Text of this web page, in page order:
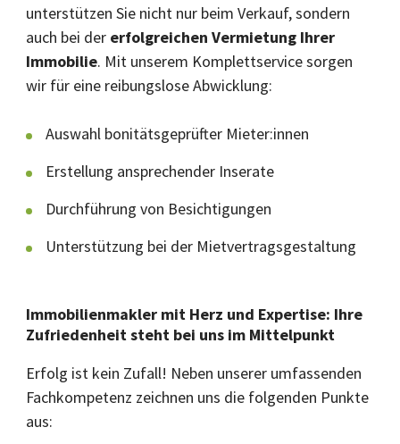
unterstützen Sie nicht nur beim Verkauf, sondern
auch bei der erfolgreichen Vermietung Ihrer
Immobilie. Mit unserem Komplettservice sorgen
wir für eine reibungslose Abwicklung:
Auswahl bonitätsgeprüfter Mieter:innen
Erstellung ansprechender Inserate
Durchführung von Besichtigungen
Unterstützung bei der Mietvertragsgestaltung
Immobilienmakler mit Herz und Expertise: Ihre
Zufriedenheit steht bei uns im Mittelpunkt
Erfolg ist kein Zufall! Neben unserer umfassenden
Fachkompetenz zeichnen uns die folgenden Punkte
aus: